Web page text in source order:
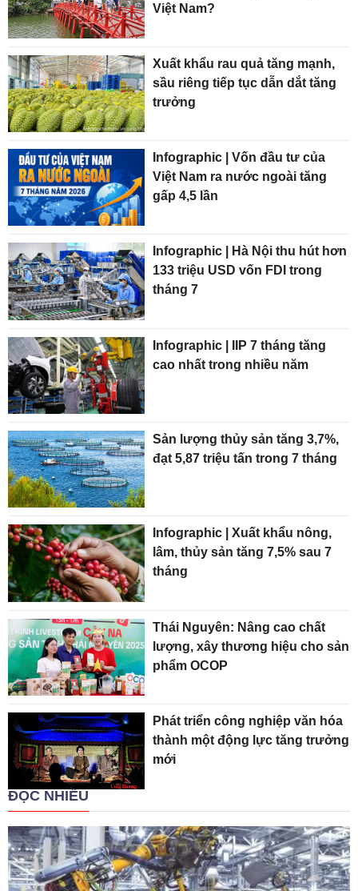
Việt Nam?
Xuất khẩu rau quả tăng mạnh,
sầu riêng tiếp tục dẫn dắt tăng
trưởng
Infographic | Vốn đầu tư của
Việt Nam ra nước ngoài tăng
gấp 4,5 lần
Infographic | Hà Nội thu hút hơn
133 triệu USD vốn FDI trong
tháng 7
Infographic | IIP 7 tháng tăng
cao nhất trong nhiều năm
Sản lượng thủy sản tăng 3,7%,
đạt 5,87 triệu tấn trong 7 tháng
Infographic | Xuất khẩu nông,
lâm, thủy sản tăng 7,5% sau 7
tháng
Thái Nguyên: Nâng cao chất
lượng, xây thương hiệu cho sản
phẩm OCOP
Phát triển công nghiệp văn hóa
thành một động lực tăng trưởng
mới
ĐỌC NHIỀU